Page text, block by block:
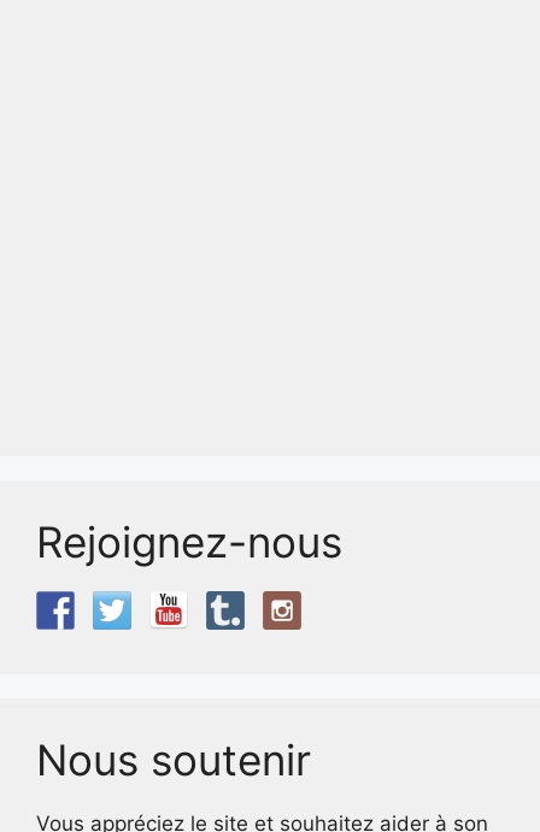
Rejoignez-nous
Nous soutenir
Vous appréciez le site et souhaitez aider à son